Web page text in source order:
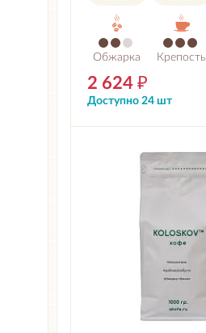
Обжарка Крепость
2 624 ₽
Доступно 24 шт